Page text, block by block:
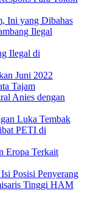
Ini yang Dibahas
Ilegal
Ilegal di
Juni 2022
Tajam
Anies dengan
Luka Tembak
PETI di
Eropa Terkait
Posisi Penyerang
Tinggi HAM